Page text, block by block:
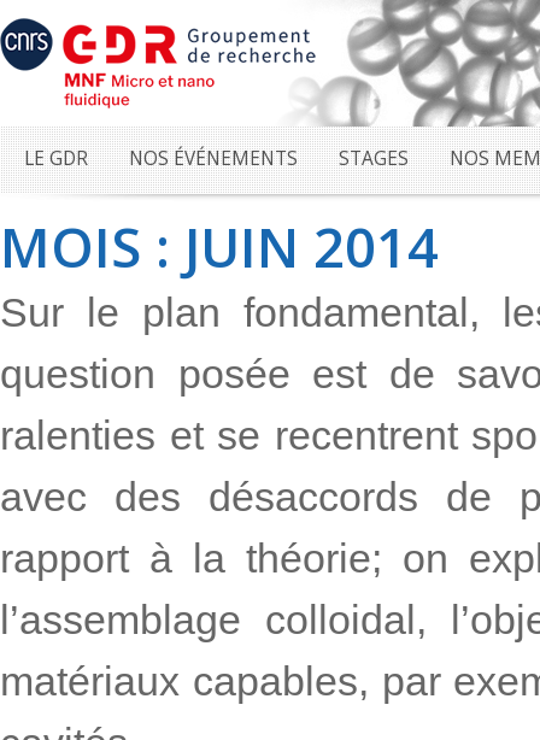
LE GDR NOS ÉVÉNEMENTS STAGES NOS
MOIS : JUIN 2014
Sur le plan fondamental,
question posée est de
ralenties et se recentrent
avec des désaccords de
rapport à la théorie; on
l’assemblage colloidal,
matériaux capables, par